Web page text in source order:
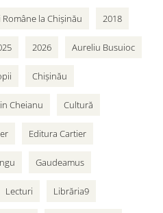
la Chișinău 2018
2026 Aureliu Busuioc
Chișinău
Cheianu Cultură
Editura Cartier
Gaudeamus
Lecturi Librăria9